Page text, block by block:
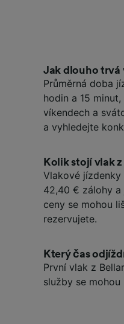
Jak dlouho trvá
Průměrná doba
hodin a 15
víkendech a
a vyhledejte
Kolik stojí vlak
Vlakové
42,40 € zálohy a
ceny se mohou
rezervujete.
Který čas
První vlak z
služby se